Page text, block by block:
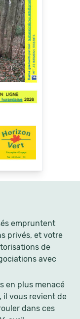
empruntent
privés, et votre
de
avec
en plus menacé
il vous revient de
dans ces